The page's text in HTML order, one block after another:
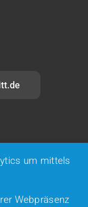
um mittels
Webpräsenz